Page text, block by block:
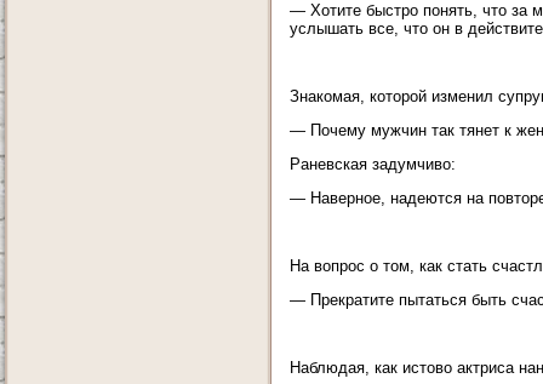
— Хотите быстро понять, что за
услышать все, что он в
Знакомая, которой изменил
— Почему мужчин так тянет к
Раневская задумчиво:
— Наверное, надеются на
На вопрос о том, как стать
— Прекратите пытаться быть
Наблюдая, как истово актриса